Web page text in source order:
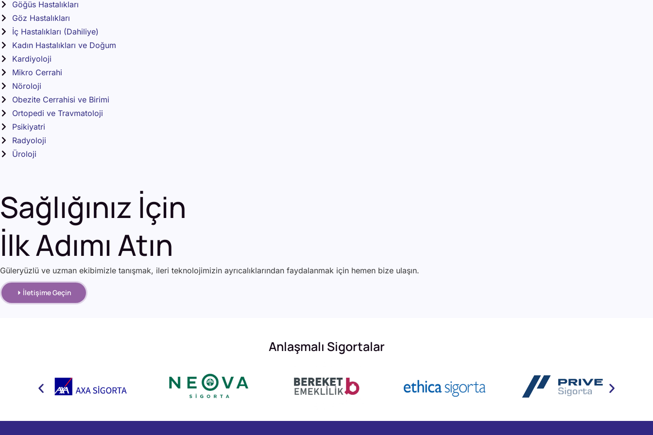
Göğüs Hastalıkları
Göz Hastalıkları
İç Hastalıkları (Dahiliye)
Kadın Hastalıkları ve Doğum
Kardiyoloji
Mikro Cerrahi
Nöroloji
Obezite Cerrahisi ve Birimi
Ortopedi ve Travmatoloji
Psikiyatri
Radyoloji
Üroloji
Sağlığınız İçin
İlk Adımı Atın
Güleryüzlü ve uzman ekibimizle tanışmak, ileri teknolojimizin ayrıcalıklarından faydalanmak için hemen bize ulaşın.
İletişime Geçin
Anlaşmalı Sigortalar